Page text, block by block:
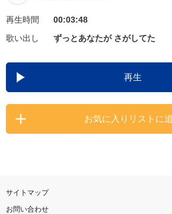
お知らせ よくあるご質問
DAMの新曲・ランキン
カラオケ最新情報をチェ
再生時間
00:03:48
歌い出し
ずっとあなたが さがしてた
再生
お気に入りリストに
サイトマップ
お問い合わせ